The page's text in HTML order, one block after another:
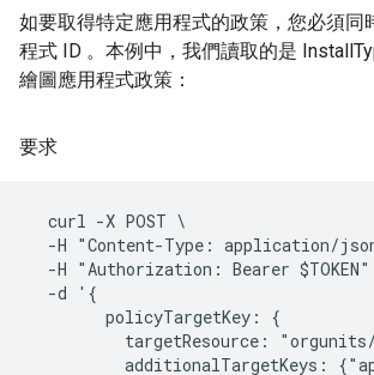
如要取得特定應用程式的政策，您必須同
程式 ID 。本例中，我們讀取的是
繪圖應用程式政策：
要求
  curl -X POST \
-H "Content-Type: application/
-H "Authorization: Bearer $TOKEN"
  -d '{
        policyTargetKey: {
targetResource:
additionalTargetKeys: